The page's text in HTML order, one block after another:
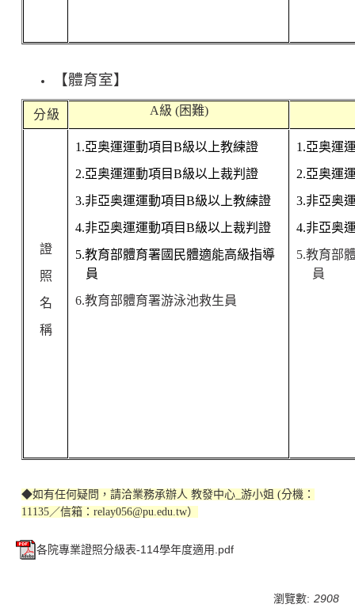
【體育室】
分 級 A級 (困難)
證
照
名
稱
1.亞奥運運動項目B級以上教練證
2.亞奥運運動項目B級以上裁判證
3.非亞奥運運動項目B級以上教練證
4.非亞奥運運動項目B級以上裁判證
5.教育部體育署國民體適能高級指導
員
6.教育部體育署游泳池救生員
1.亞奥運
2.亞奥運
3.非亞奥
4.非亞奥
5.教育部
員
◆如有任何疑問，請洽業務承辦人 教發中心_游小姐 (分機：
11135／信箱： relay056@pu.edu.tw）
各院專業證照分級表-114學年度適用.pdf
瀏覽數: 2908